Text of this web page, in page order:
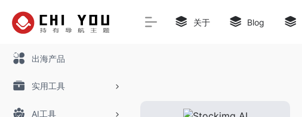
出海产品
实用工具
AI工具
关于 Blog